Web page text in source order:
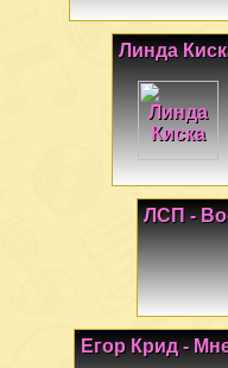
Линда
ЛСП -
Егор Крид -